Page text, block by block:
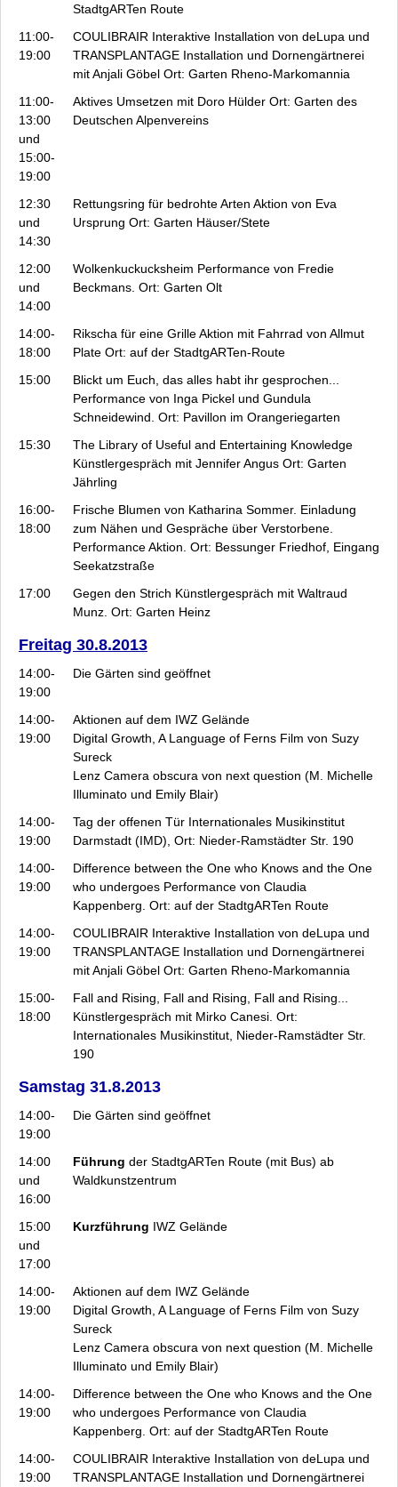
StadtgARTen Route
11:00-
19:00
COULIBRAIR Interaktive Installation von deLupa und
TRANSPLANTAGE Installation und Dornengärtnerei
mit Anjali Göbel Ort: Garten Rheno-Markomannia
11:00-
13:00
und
15:00-
19:00
Aktives Umsetzen mit Doro Hülder Ort: Garten des
Deutschen Alpenvereins
12:30
und
14:30
Rettungsring für bedrohte Arten Aktion von Eva
Ursprung Ort: Garten Häuser/Stete
12:00
und
14:00
Wolkenkuckucksheim Performance von Fredie
Beckmans. Ort: Garten Olt
14:00-
18:00
Rikscha für eine GrilleAktion mit Fahrrad von Allmut
Plate Ort: auf der StadtgARTen-Route
15:00
Blickt um Euch, das alles habt ihr gesprochen...
Performance von Inga Pickel und Gundula
Schneidewind. Ort: Pavillon im Orangeriegarten
15:30
The Library of Useful and Entertaining Knowledge
Künstlergespräch mit Jennifer Angus Ort: Garten
Jährling
16:00-
18:00
Frische Blumen von Katharina Sommer. Einladung
zum Nähen und Gespräche über Verstorbene.
Performance Aktion. Ort: Bessunger Friedhof, Eingang
Seekatzstraße
17:00
Gegen den Strich Künstlergespräch mit Waltraud
Munz. Ort: Garten Heinz
Freitag 30.8.2013
14:00-
19:00
Die Gärten sind geöffnet
14:00-
19:00
Aktionen auf dem IWZ Gelände
Digital Growth, A Language of Ferns Film von Suzy
Sureck
Lenz Camera obscura von next question (M. Michelle
Illuminato und Emily Blair)
14:00-
19:00
Tag der offenen Tür Internationales Musikinstitut
Darmstadt (IMD), Ort: Nieder-Ramstädter Str. 190
14:00-
19:00
Difference between the One who Knows and the One
who undergoes Performance von Claudia
Kappenberg. Ort: auf der StadtgARTen Route
14:00-
19:00
COULIBRAIR Interaktive Installation von deLupa und
TRANSPLANTAGE Installation und Dornengärtnerei
mit Anjali Göbel Ort: Garten Rheno-Markomannia
15:00-
18:00
Fall and Rising, Fall and Rising, Fall and Rising...
Künstlergespräch mit Mirko Canesi. Ort:
Internationales Musikinstitut, Nieder-Ramstädter Str.
190
Samstag 31.8.2013
14:00-
19:00
Die Gärten sind geöffnet
14:00
und
16:00
Führung der StadtgARTen Route (mit Bus) ab
Waldkunstzentrum
15:00
und
17:00
Kurzführung IWZ Gelände
14:00-
19:00
Aktionen auf dem IWZ Gelände
Digital Growth, A Language of Ferns Film von Suzy
Sureck
Lenz Camera obscura von next question (M. Michelle
Illuminato und Emily Blair)
14:00-
19:00
Difference between the One who Knows and the One
who undergoes Performance von Claudia
Kappenberg. Ort: auf der StadtgARTen Route
14:00-
19:00
COULIBRAIR Interaktive Installation von deLupa und
TRANSPLANTAGE Installation und Dornengärtnerei